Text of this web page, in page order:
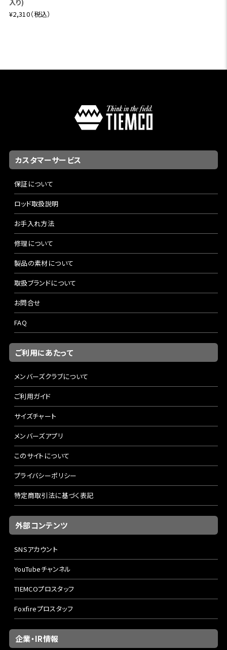
入り)
¥2,310（税込）
カスタマーサービス
保証について
ロッド取扱説明
お手入れ方法
修理について
製品の素材について
取扱ブランドについて
お問合せ
FAQ
ご利用にあたって
メンバーズクラブについて
ご利用ガイド
サイズチャート
メンバーズアプリ
このサイトについて
プライバシーポリシー
特定商取引法に基づく表記
外部コンテンツ
SNSアカウント
YouTubeチャンネル
TIEMCOプロスタッフ
Foxfireプロスタッフ
企業・IR情報